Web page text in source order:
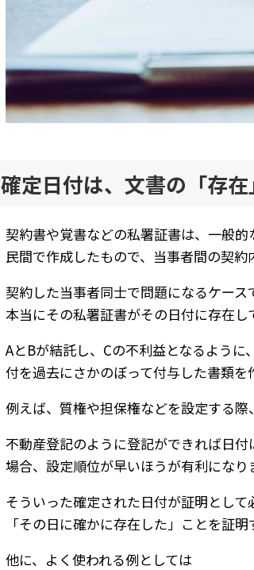
確定日付は、文書の「存
契約書や覚書などの私署証書は、一般
民間で作成したもので、当事者間の契約
契約した当事者同士で問題になるケース
本当にその私署証書がその日付に存在し
AとBが結託し、Cの不利益となるよう
付を過去にさかのぼって付与した書類を
例えば、質権や担保権などを設定する際
不動産登記のように登記ができれば日
場合、設定順位が早いほうが有利になり
そういった確定された日付が証明として
「その日に確かに存在した」ことを証
他に、よく使われる例としては